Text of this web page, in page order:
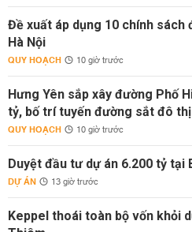
Đề xuất áp dụng 10 chính sách
Hà Nội
QUY HOẠCH 10 giờ trước
Hưng Yên sắp xây đường Phố
tỷ, bố trí tuyến đường sắt đô
QUY HOẠCH 10 giờ trước
Duyệt đầu tư dự án 6.200 tỷ tại
DỰ ÁN 13 giờ trước
Keppel thoái toàn bộ vốn khỏi